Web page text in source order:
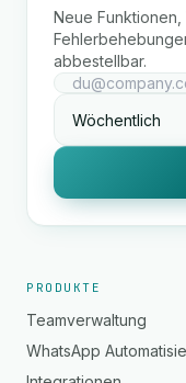
Neue
abbestellbar.
PRODUKTE
Teamverwaltung
WhatsApp